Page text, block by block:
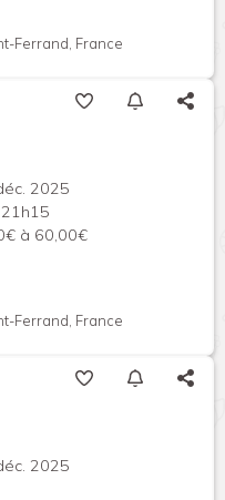
Ferrand, France
2025
à 60,00€
Ferrand, France
2025